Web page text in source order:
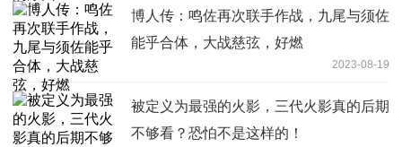
博人传：鸣佐再次联手作战，九尾与须佐
能乎合体，大战慈弦，好燃
2023-08-19
被定义为最强的火影，三代火影真的后期
不够看？恐怕不是这样的！